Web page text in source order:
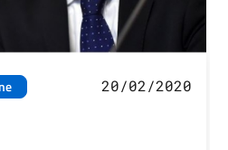
20/02/2020